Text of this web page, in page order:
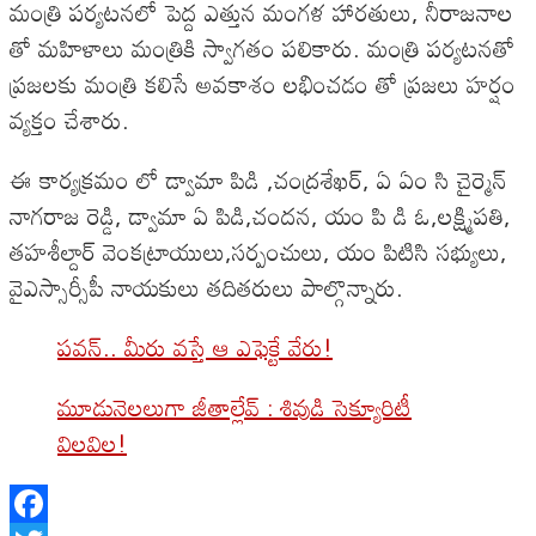
మంత్రి పర్యటనలో పెద్ద ఎత్తున మంగళ హారతులు, నీరాజనాల
తో మహిళాలు మంత్రికి స్వాగతం పలికారు. మంత్రి పర్యటనతో
ప్రజలకు మంత్రి కలిసే అవకాశం లభించడం తో ప్రజలు హర్షం
వ్యక్తం చేశారు.
ఈ కార్యక్రమం లో డ్వామా పిడి ,చంద్రశేఖర్, ఏ ఏం సి చైర్మెన్
నాగరాజ రెడ్డి, డ్వామా ఏ పిడి,చందన, యం పి డి ఓ,లక్ష్మిపతి,
తహశీల్దార్ వెంకట్రాయులు,సర్పంచులు, యం పిటిసి సభ్యులు,
వైఎస్సార్సీపీ నాయకులు తదితరులు పాల్గొన్నారు.
పవన్.. మీరు వస్తే ఆ ఎఫెక్టే వేరు!
మూడునెలలుగా జీతాల్లేవ్ : శివుడి సెక్యూరిటీ
విలవిల!